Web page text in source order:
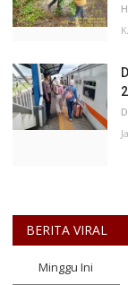
BERITA VIRAL
Minggu Ini